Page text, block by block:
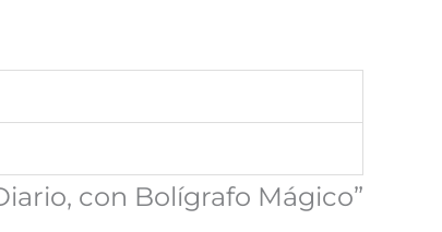
con Bolígrafo Mágico”